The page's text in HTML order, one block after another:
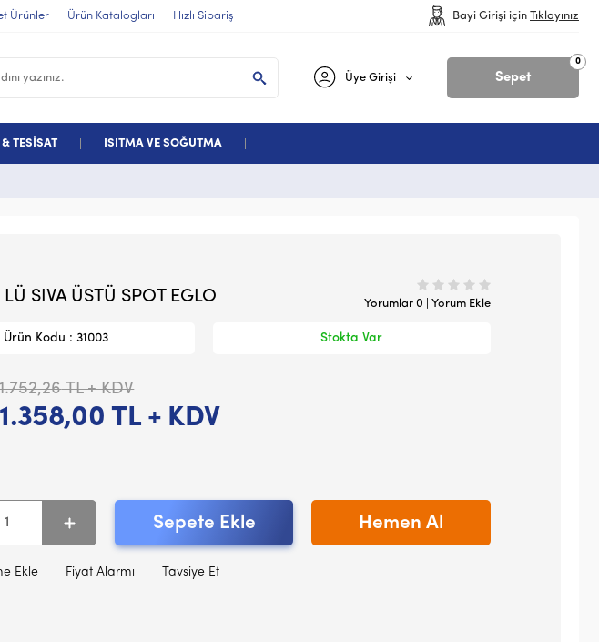
Ürünler Ürün Katalogları Hızlı Sipariş Bayi Girişi için Tıklayınız
Sepet
0
Üye Girişi
& TESİSAT ISITMA VE SOĞUTMA
SIVA ÜSTÜ SPOT EGLO Yorumlar 0 | Yorum Ekle
Ürün Kodu : 31003 Stokta Var
1.752,26TL + KDV
1.358,00 TL + KDV
Sepete Ekle Hemen Al
Ekle Fiyat Alarmı Tavsiye Et